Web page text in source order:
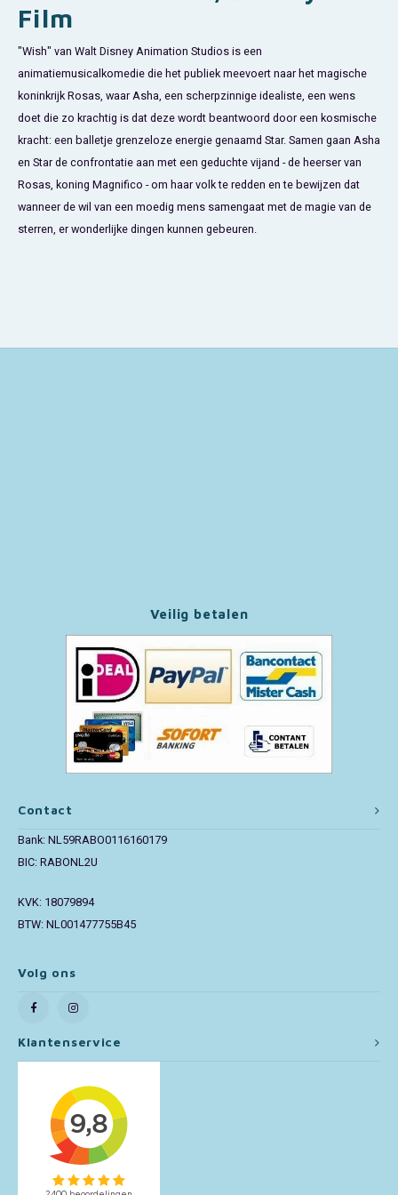
Paw Patrol
Sonic the Hedgehog
Super Mario
Film
"Wish" van Walt Disney Animation Studios is een
animatiemusicalkomedie die het publiek meevoert naar het magische
koninkrijk Rosas, waar Asha, een scherpzinnige idealiste, een wens
doet die zo krachtig is dat deze wordt beantwoord door een kosmische
kracht: een balletje grenzeloze energie genaamd Star. Samen gaan Asha
en Star de confrontatie aan met een geduchte vijand - de heerser van
Rosas, koning Magnifico - om haar volk te redden en te bewijzen dat
wanneer de wil van een moedig mens samengaat met de magie van de
sterren, er wonderlijke dingen kunnen gebeuren.
Contact
Bank: NL59RABO0116160179
BIC: RABONL2U
KVK: 18079894
BTW: NL001477755B45
Volg ons
Veilig betalen
Klantenservice